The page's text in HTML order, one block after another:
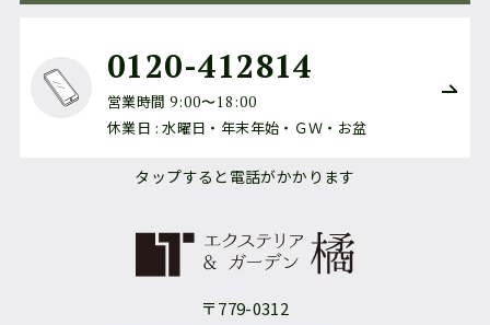
0120-412814
営業時間 9:00〜18:00
休業日 : 水曜日・年末年始・ＧＷ・お盆
タップすると電話がかかります
〒779-0312